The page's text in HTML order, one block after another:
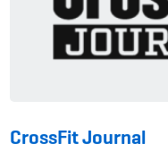
CrossFit Journal